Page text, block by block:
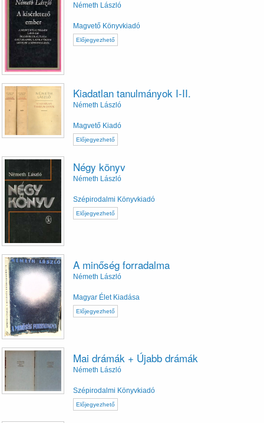
Németh László
Magvető Könyvkiadó
Előjegyezhető
Kiadatlan tanulmányok I-II.
Németh László
Magvető Kiadó
Előjegyezhető
Négy könyv
Németh László
Szépirodalmi Könyvkiadó
Előjegyezhető
A minőség forradalma
Németh László
Magyar Élet Kiadása
Előjegyezhető
Mai drámák + Újabb drámák
Németh László
Szépirodalmi Könyvkiadó
Előjegyezhető